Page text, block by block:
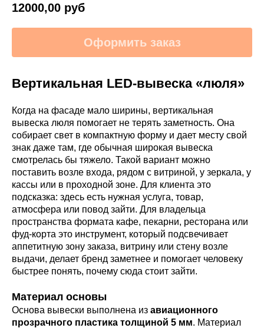
12000,00 руб
Оформить заказ
Вертикальная LED-вывеска «люля»
Когда на фасаде мало ширины, вертикальная
вывеска люля помогает не терять заметность. Она
собирает свет в компактную форму и дает месту свой
знак даже там, где обычная широкая вывеска
смотрелась бы тяжело. Такой вариант можно
поставить возле входа, рядом с витриной, у зеркала, у
кассы или в проходной зоне. Для клиента это
подсказка: здесь есть нужная услуга, товар,
атмосфера или повод зайти. Для владельца
пространства формата кафе, пекарни, ресторана или
фуд-корта это инструмент, который подсвечивает
аппетитную зону заказа, витрину или стену возле
выдачи, делает бренд заметнее и помогает человеку
быстрее понять, почему сюда стоит зайти.
Материал основы
Основа вывески выполнена из авиационного
прозрачного пластика толщиной 5 мм. Материал